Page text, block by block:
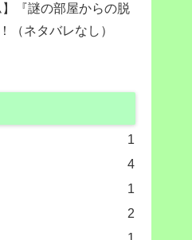
】『謎の部屋からの脱
（ネタバレなし）
1
4
1
2